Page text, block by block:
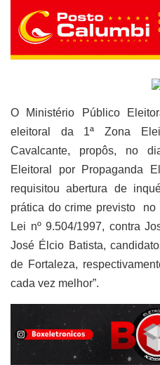
O Ministério Público
eleitoral da 1ª Zona
Cavalcante, propôs, no
Eleitoral por Propaganda
requisitou abertura de
prática do crime previsto no
Lei nº 9.504/1997, contra
José Élcio Batista,
de Fortaleza,
cada vez melhor”.